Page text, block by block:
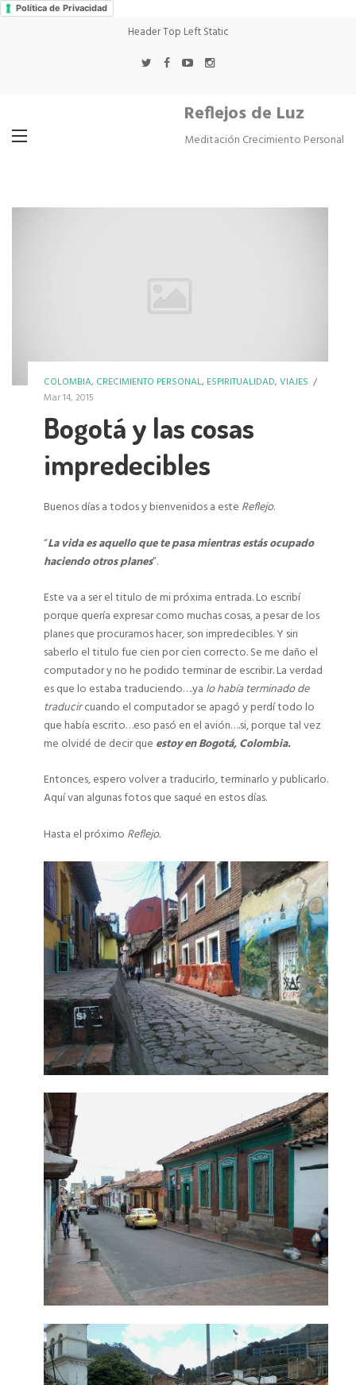
Política de Privacidad
Header Top Left Static
Reflejos de Luz
Meditación Crecimiento Personal
COLOMBIA, CRECIMIENTO PERSONAL, ESPIRITUALIDAD, VIAJES /
Mar 14, 2015
Bogotá y las cosas
impredecibles
Buenos días a todos y bienvenidos a este Reflejo.
“La vida es aquello que te pasa mientras estás ocupado
haciendo otros planes”.
Este va a ser el titulo de mi próxima entrada. Lo escribí
porque quería expresar como muchas cosas, a pesar de los
planes que procuramos hacer, son impredecibles. Y sin
saberlo el titulo fue cien por cien correcto. Se me daño el
computador y no he podido terminar de escribir. La verdad
es que lo estaba traduciendo….ya lo había terminado de
traducircuando el computador se apagó y perdí todo lo
que había escrito…eso pasó en el avión….si, porque tal vez
me olvidé de decir que estoy en Bogotá, Colombia.
Entonces, espero volver a traducirlo, terminarlo y publicarlo.
Aquí van algunas fotos que saqué en estos días.
Hasta el próximo Reflejo.